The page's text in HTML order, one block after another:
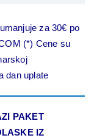
za 30€ po
(*) Cene su
dan uplate
PAKET
IZ